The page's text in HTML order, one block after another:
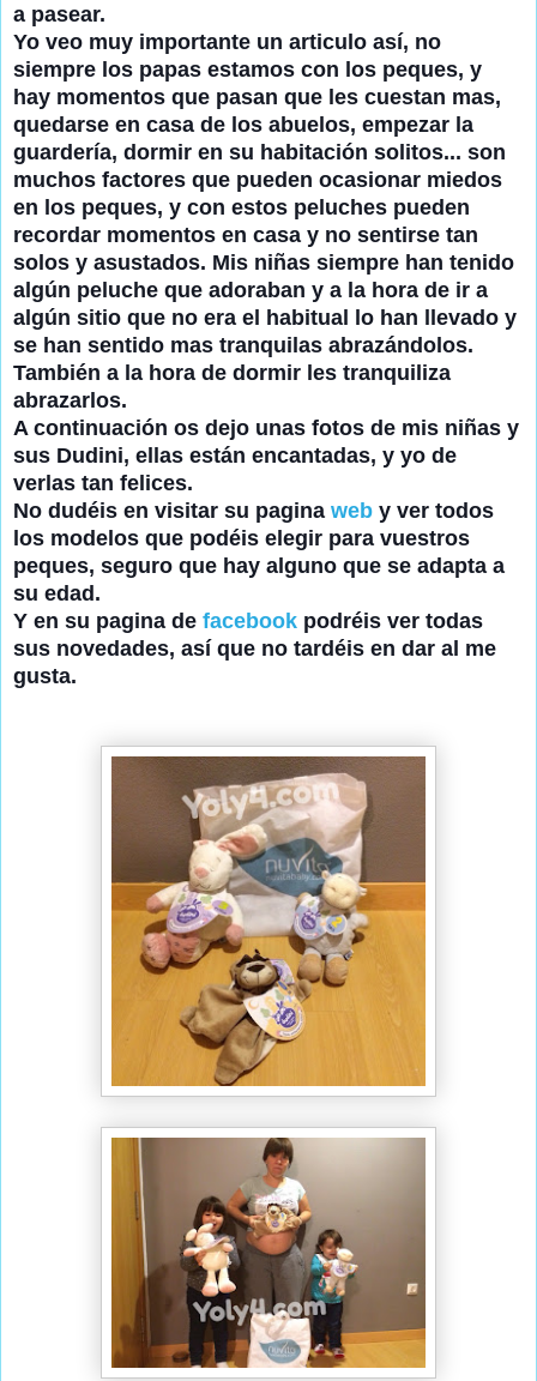
a pasear.
Yo veo muy importante un articulo así, no
siempre los papas estamos con los peques, y
hay momentos que pasan que les cuestan mas,
quedarse en casa de los abuelos, empezar la
guardería, dormir en su habitación solitos... son
muchos factores que pueden ocasionar miedos
en los peques, y con estos peluches pueden
recordar momentos en casa y no sentirse tan
solos y asustados. Mis niñas siempre han tenido
algún peluche que adoraban y a la hora de ir a
algún sitio que no era el habitual lo han llevado y
se han sentido mas tranquilas abrazándolos.
También a la hora de dormir les tranquiliza
abrazarlos.
A continuación os dejo unas fotos de mis niñas y
sus Dudini, ellas están encantadas, y yo de
verlas tan felices.
No dudéis en visitar su pagina web y ver todos
los modelos que podéis elegir para vuestros
peques, seguro que hay alguno que se adapta a
su edad.
Y en su pagina de facebook podréis ver todas
sus novedades, así que no tardéis en dar al me
gusta.